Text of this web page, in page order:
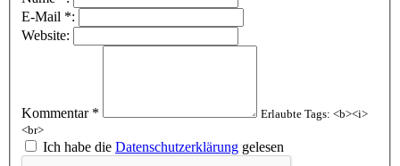
E-Mail *:
Website:
Kommentar *
Erlaubte Tags: <b><i>
<br>
Ich habe die Datenschutzerklärung gelesen